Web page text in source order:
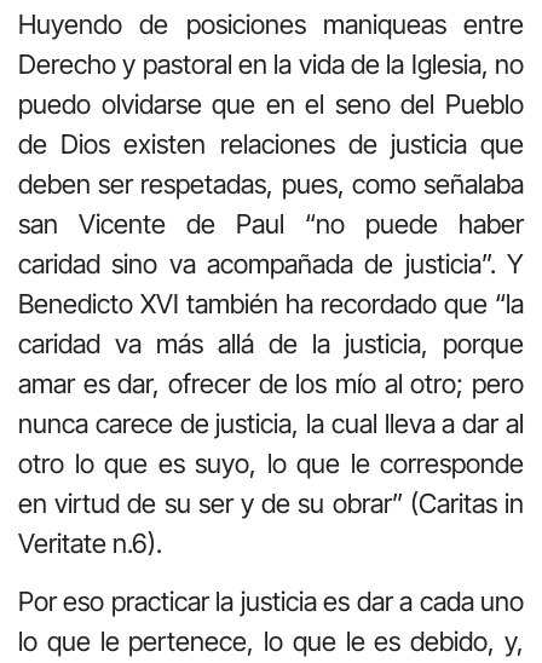
Huyendo de posiciones maniqueas entre
Derecho y pastoral en la vida de la Iglesia, no
puedo olvidarse que en el seno del Pueblo
de Dios existen relaciones de justicia que
deben ser respetadas, pues, como señalaba
san Vicente de Paul “no puede haber
caridad sino va acompañada de justicia”. Y
Benedicto XVI también ha recordado que “la
caridad va más allá de la justicia, porque
amar es dar, ofrecer de los mío al otro; pero
nunca carece de justicia, la cual lleva a dar al
otro lo que es suyo, lo que le corresponde
en virtud de su ser y de su obrar” (Caritas in
Veritate n.6).
Por eso practicar la justicia es dar a cada uno
lo que le pertenece, lo que le es debido, y,